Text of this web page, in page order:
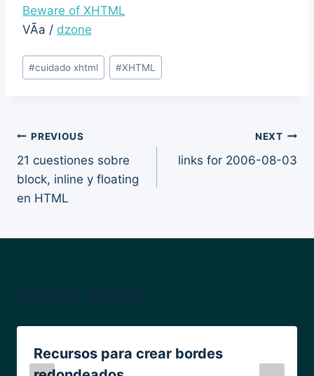
Beware of XHTML
VÃ­a / dzone
Post
Tags:
#cuidado xhtml #XHTML
Post
navigation
PREVIOUS
21 cuestiones sobre
block, inline y floating
en HTML
NEXT
links for 2006-08-03
Recursos para crear bordes